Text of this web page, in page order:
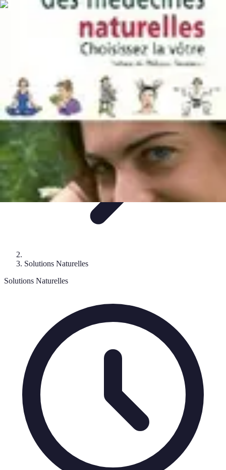
Solutions Insomnie
Pratiques de Méditation
Méditation et
Plantes MédicinalesComprendre l'Insomnie
Solutions Insomnie
Solutions Naturelles
Solutions Naturelles